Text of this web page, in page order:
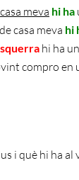
casa meva hi ha
de casa meva hi
hi ha
compro en
i què hi ha al